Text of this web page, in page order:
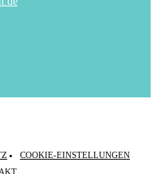
COOKIE-EINSTELLUNGEN